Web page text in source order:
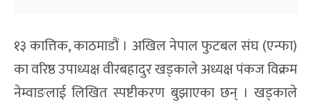
१३ कात्तिक, काठमाडौं । अखिल नेपाल फुटबल संघ (एन्फा)
का वरिष्ठ उपाध्यक्ष वीरबहादुर खड्काले अध्यक्ष पंकज विक्रम
नेम्वाङलाई लिखित स्पष्टीकरण बुझाएका छन् । खड्काले